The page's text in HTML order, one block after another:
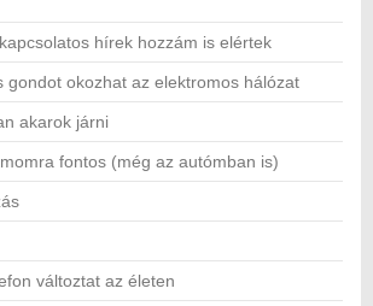
hírek hozzám is elértek
gondot okozhat az elektromos hálózat
akarok járni
fontos (még az autómban is)
változtat az életen